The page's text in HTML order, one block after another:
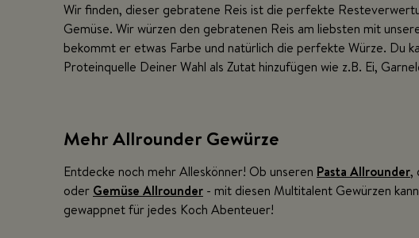
Wir finden, dieser gebratene Reis ist die perfekte
Gemüse. Wir würzen den gebratenen Reis am liebsten mit
bekommt er etwas Farbe und natürlich die perfekte Würze. Du
Proteinquelle Deiner Wahl als Zutat hinzufügen wie z.B. Ei,
Mehr Allrounder Gewürze
Entdecke noch mehr Alleskönner! Ob unseren Pasta Allrounder,
oder Gemüse Allrounder - mit diesen Multitalent Gewürzen
gewappnet für jedes Koch Abenteuer!